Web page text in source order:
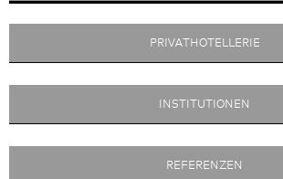
PRIVATHOTELLERIE
INSTITUTIONEN
REFERENZEN